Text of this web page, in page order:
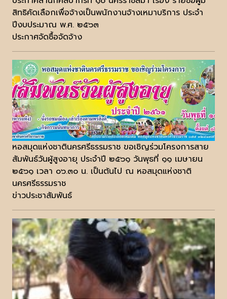
สิทธิคัดเลือกเพื่อจ้างเป็นพนักงานจ้างเหมาบริการ ประจำ
ปีงบประมาณ พ.ศ. ๒๕๖๓
ประกาศจัดซื้อจัดจ้าง
หอสมุดแห่งชาตินครศรีธรรมราช ขอเชิญร่วมโครงการสาย
สัมพันธ์วันผู้สูงอายุ ประจำปี ๒๕๖๑ วันพุธที่ ๑๑ เมษายน
๒๕๖๑ เวลา ๐๖.๓๐ น. เป็นต้นไป ณ หอสมุดแห่งชาติ
นครศรีธรรมราช
ข่าวประชาสัมพันธ์